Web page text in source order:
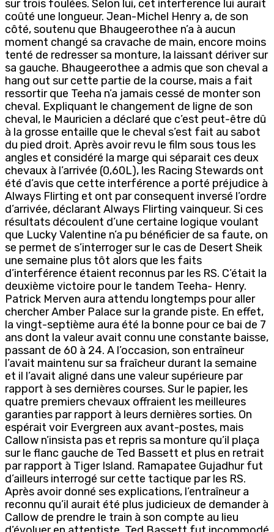
sur trois foulées. Selon lui, cet interference lui aurait
coûté une longueur. Jean-Michel Henry a, de son
côté, soutenu que Bhaugeerothee n’a à aucun
moment changé sa cravache de main, encore moins
tenté de redresser sa monture, la laissant dériver sur
sa gauche. Bhaugeerothee a admis que son cheval a
hang out sur cette partie de la course, mais a fait
ressortir que Teeha n’a jamais cessé de monter son
cheval. Expliquant le changement de ligne de son
cheval, le Mauricien a déclaré que c’est peut-être dû
à la grosse entaille que le cheval s’est fait au sabot
du pied droit. Après avoir revu le film sous tous les
angles et considéré la marge qui séparait ces deux
chevaux à l’arrivée (0,60L), les Racing Stewards ont
été d’avis que cette interférence a porté préjudice à
Always Flirting et ont par consequent inversé l’ordre
d’arrivée, déclarant Always Flirting vainqueur. Si ces
résultats découlent d’une certaine logique voulant
que Lucky Valentine n’a pu bénéficier de sa faute, on
se permet de s’interroger sur le cas de Desert Sheik
une semaine plus tôt alors que les faits
d’interférence étaient reconnus par les RS. C’était la
deuxième victoire pour le tandem Teeha- Henry.
Patrick Merven aura attendu longtemps pour aller
chercher Amber Palace sur la grande piste. En effet,
la vingt-septième aura été la bonne pour ce bai de 7
ans dont la valeur avait connu une constante baisse,
passant de 60 à 24. A l’occasion, son entraîneur
l’avait maintenu sur sa fraîcheur durant la semaine
et il l’avait aligné dans une valeur supérieure par
rapport à ses dernières courses. Sur le papier, les
quatre premiers chevaux offraient les meilleures
garanties par rapport à leurs dernières sorties. On
espérait voir Evergreen aux avant-postes, mais
Callow n’insista pas et repris sa monture qu’il plaça
sur le flanc gauche de Ted Bassett et plus en retrait
par rapport à Tiger Island. Ramapatee Gujadhur fut
d’ailleurs interrogé sur cette tactique par les RS.
Après avoir donné ses explications, l’entraîneur a
reconnu qu’il aurait été plus judicieux de demander à
Callow de prendre le train à son compte au lieu